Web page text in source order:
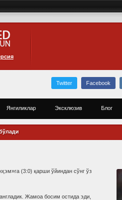
Twitter Facebook
Янгиликлар Эксклюзив Блог
(3:0) қарши ўйиндан сўнг ўз
Жамоа босим остида эди,